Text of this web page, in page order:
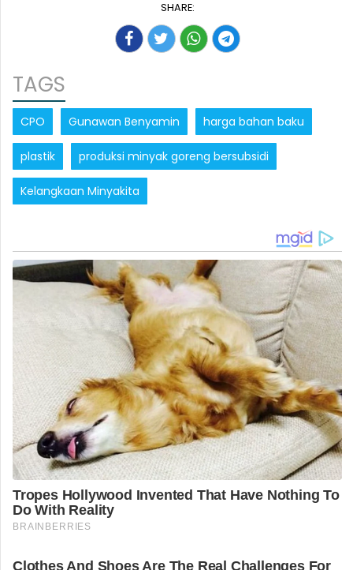
SHARE:
TAGS
CPO Gunawan Benyamin harga bahan baku
plastik produksi minyak goreng bersubsidi
Kelangkaan Minyakita